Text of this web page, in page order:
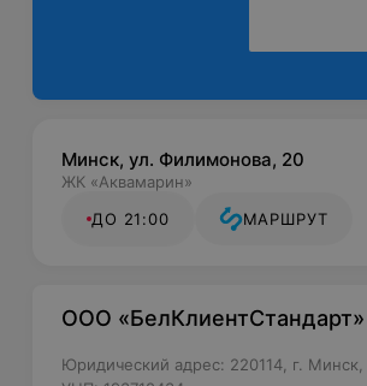
Минск, ул. Филимонова, 20
ЖК «Аквамарин»
ДО 21:00
МАРШРУТ
ООО «БелКлиентСтандарт»
Юридический адрес: 220114, г.